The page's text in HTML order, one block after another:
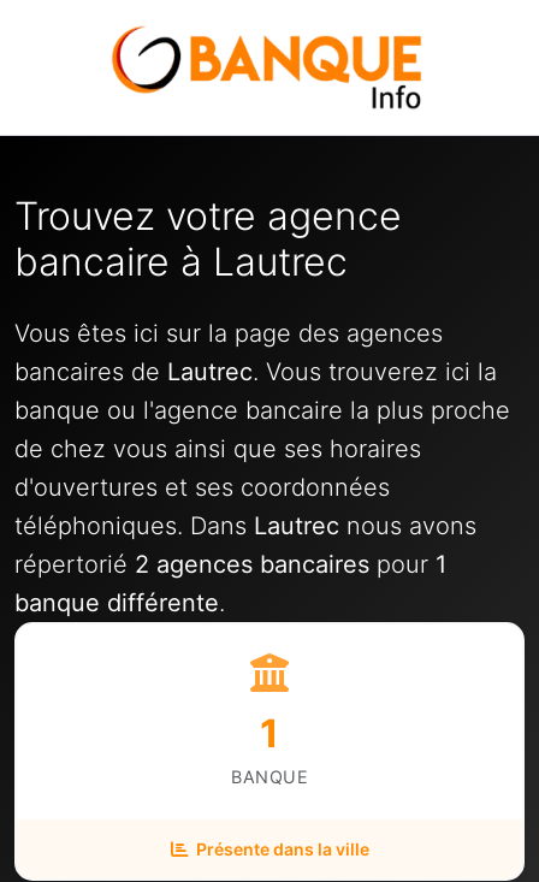
Trouvez votre agence
bancaire à Lautrec
Vous êtes ici sur la page des agences
bancaires de Lautrec. Vous trouverez ici la
banque ou l'agence bancaire la plus proche
de chez vous ainsi que ses horaires
d'ouvertures et ses coordonnées
téléphoniques. Dans Lautrec nous avons
répertorié 2 agences bancaires pour 1
banque différente.
1
BANQUE
Présente dans la ville